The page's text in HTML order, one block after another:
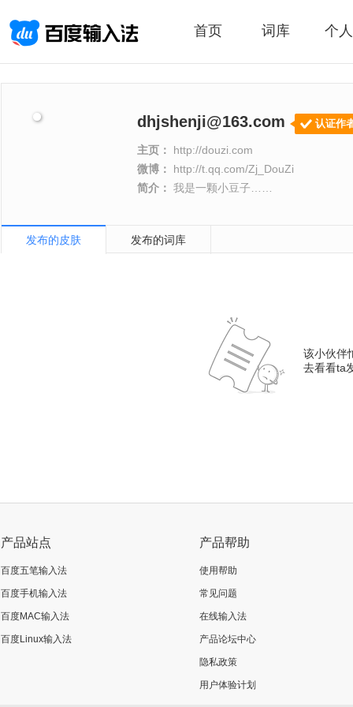
首页 词库 个
dhjshenji@163.com 认证作
主页：
http://douzi.com
微博：
http://t.qq.com/Zj_DouZi
简介： 我是一颗小豆子……
发布的皮肤 发布的词库
该小伙伴
去看看ta
产品站点
百度五笔输入法
百度手机输入法
百度MAC输入法
百度Linux输入法
产品帮助
使用帮助
常见问题
在线输入法
产品论坛中心
隐私政策
用户体验计划